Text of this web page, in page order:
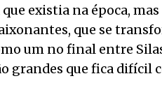
existia na época,
que se
um no final entre
grandes que fica difícil